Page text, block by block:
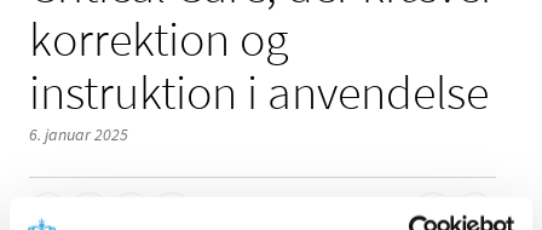
korrektion og
instruktion i anvendelse
6. januar 2025